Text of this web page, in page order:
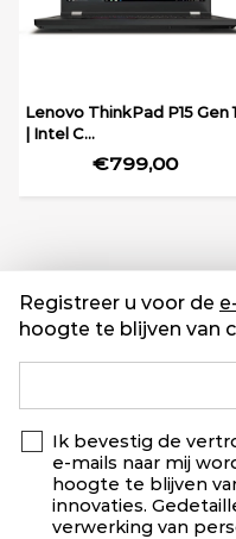
Lenovo ThinkPad P15 Gen 1
| Intel C...
€799,00
Registreer u voor de
hoogte te blijven van
Ik bevestig de
e-mails naar mij
hoogte te blijven
innovaties.
verwerking van